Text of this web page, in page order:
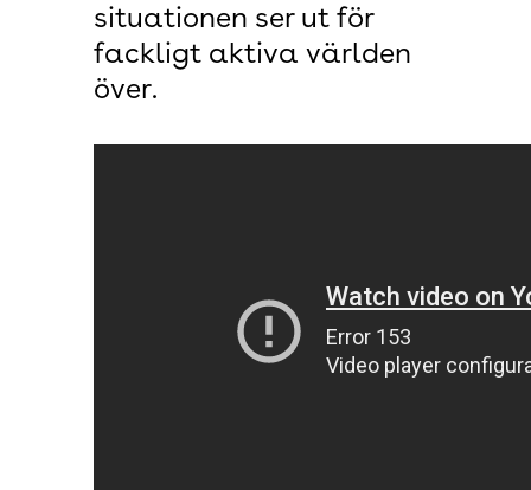
situationen ser ut för
fackligt aktiva världen
över.